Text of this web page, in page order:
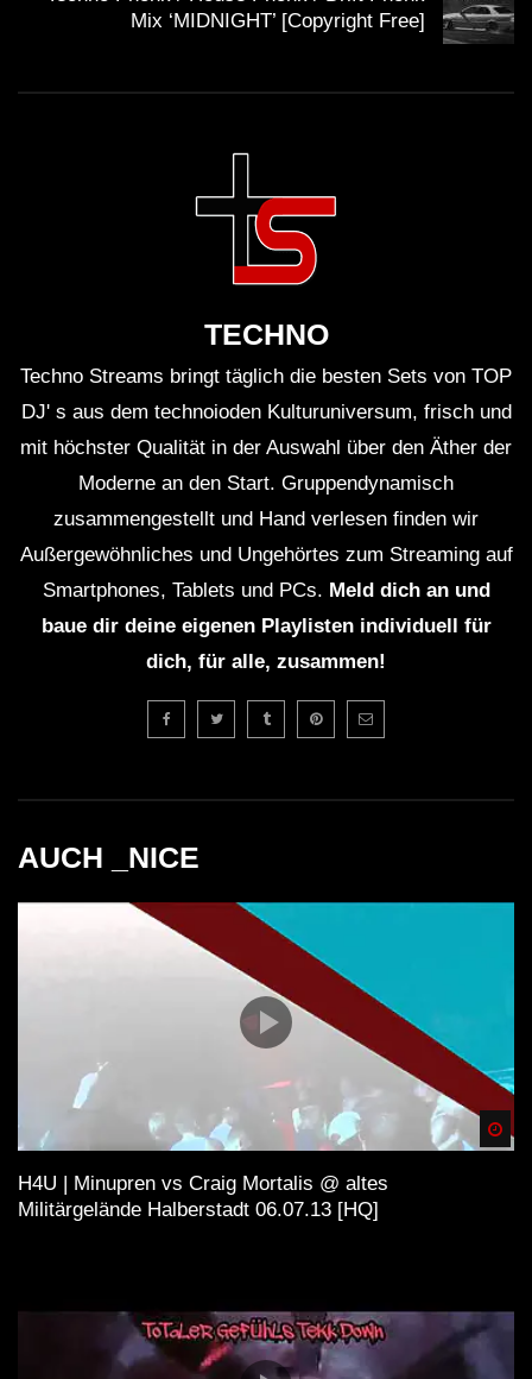
Mix ‘MIDNIGHT’ [Copyright Free]
TECHNO
Techno Streams bringt täglich die besten Sets von TOP
DJ' s aus dem technoioden Kulturuniversum, frisch und
mit höchster Qualität in der Auswahl über den Äther der
Moderne an den Start. Gruppendynamisch
zusammengestellt und Hand verlesen finden wir
Außergewöhnliches und Ungehörtes zum Streaming auf
Smartphones, Tablets und PCs. Meld dich an und
baue dir deine eigenen Playlisten individuell für
dich, für alle, zusammen!
AUCH _NICE
H4U | Minupren vs Craig Mortalis @ altes
Militärgelände Halberstadt 06.07.13 [HQ]